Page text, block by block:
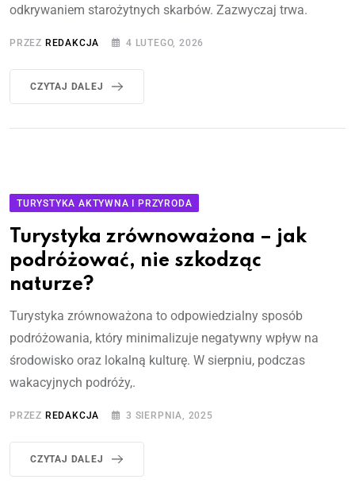
odkrywaniem starożytnych skarbów. Zazwyczaj trwa.
PRZEZ REDAKCJA 4 LUTEGO, 2026
CZYTAJ DALEJ
TURYSTYKA AKTYWNA I PRZYRODA
Turystyka zrównoważona – jak
podróżować, nie szkodząc
naturze?
Turystyka zrównoważona to odpowiedzialny sposób
podróżowania, który minimalizuje negatywny wpływ na
środowisko oraz lokalną kulturę. W sierpniu, podczas
wakacyjnych podróży,.
PRZEZ REDAKCJA 3 SIERPNIA, 2025
CZYTAJ DALEJ